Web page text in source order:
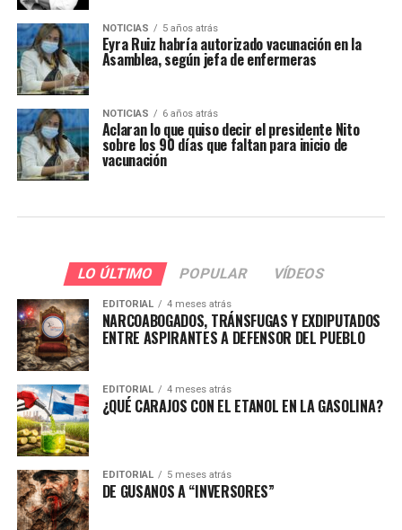
NOTICIAS 5 años atrás
Eyra Ruiz habría autorizado vacunación en la
Asamblea, según jefa de enfermeras
NOTICIAS 6 años atrás
Aclaran lo que quiso decir el presidente Nito
sobre los 90 días que faltan para inicio de
vacunación
LO ÚLTIMO POPULAR VÍDEOS
EDITORIAL 4 meses atrás
NARCOABOGADOS, TRÁNSFUGAS Y EXDIPUTADOS
ENTRE ASPIRANTES A DEFENSOR DEL PUEBLO
EDITORIAL 4 meses atrás
¿QUÉ CARAJOS CON EL ETANOL EN LA GASOLINA?
EDITORIAL 5 meses atrás
DE GUSANOS A “INVERSORES”